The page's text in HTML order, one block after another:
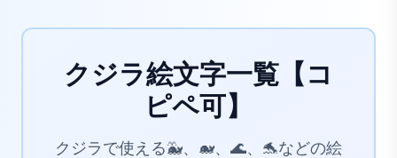
クジラ絵文字一覧【コ
ピペ可】
クジラで使える🐳、🐋、🌊、🐬などの絵